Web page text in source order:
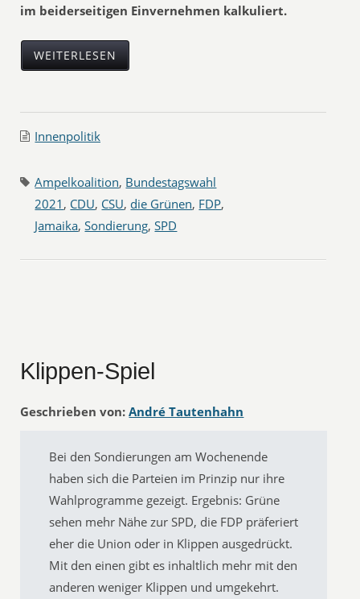
im beiderseitigen Einvernehmen kalkuliert.
WEITERLESEN
Innenpolitik
Ampelkoalition, Bundestagswahl
2021 , CDU, CSU, die Grünen, FDP,
Jamaika,Sondierung,SPD
Klippen-Spiel
Geschrieben von: André Tautenhahn
Bei den Sondierungen am Wochenende
haben sich die Parteien im Prinzip nur ihre
Wahlprogramme gezeigt. Ergebnis: Grüne
sehen mehr Nähe zur SPD, die FDP präferiert
eher die Union oder in Klippen ausgedrückt.
Mit den einen gibt es inhaltlich mehr mit den
anderen weniger Klippen und umgekehrt.